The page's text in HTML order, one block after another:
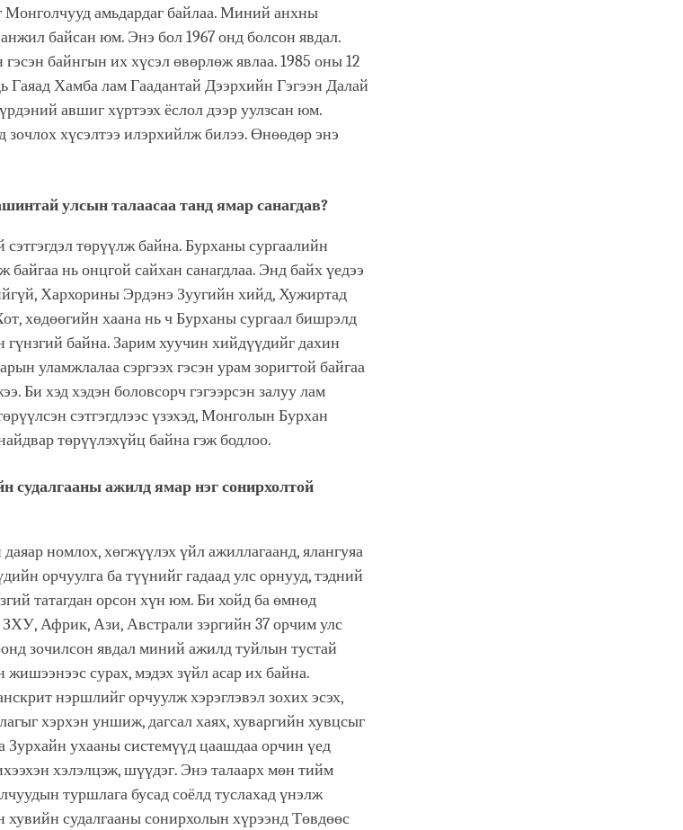
Монголчууд амьдардаг байлаа. Миний анхны
байсан юм. Энэ бол 1967 онд болсон явдал.
байнгын их хүсэл өвөрлөж явлаа. 1985 оны 12
Гаяад Хамба лам Гаадантай Дээрхийн Гэгээн Далай
авшиг хүртээх ёслол дээр уулзсан юм.
хүсэлтээ илэрхийлж билээ. Өнөөдөр энэ
улсын талаасаа танд ямар санагдав?
төрүүлж байна. Бурханы сургаалийн
нь онцгой сайхан санагдлаа. Энд байх үедээ
Хархорины Эрдэнэ Зуугийн хийд, Хужиртад
хөдөөгийн хаана нь ч Бурханы сургаал бишрэлд
гүнзгий байна. Зарим хуучин хийдүүдийг дахин
уламжлалаа сэргээх гэсэн урам зоригтой байгаа
Би хэд хэдэн боловсорч гэгээрсэн залуу лам
сэтгэгдлээс үзэхэд, Монголын Бурхан
төрүүлэхүйц байна гэж бодлоо.
судалгааны ажилд ямар нэг сонирхолтой
номлох, хөгжүүлэх үйл ажиллагаанд, ялангуяа
орчуулга ба түүнийг гадаад улс орнууд, тэдний
татагдан орсон хүн юм. Би хойд ба өмнөд
Африк, Ази, Австрали зэргийн 37 орчим улс
зочилсон явдал миний ажилд туйлын тустай
сурах, мэдэх зүйл асар их байна.
нэршлийг орчуулж хэрэглэвэл зохих эсэх,
хэрхэн уншиж, дагсал хаях, хуваргийн хувцсыг
Зурхайн ухааны системүүд цаашдаа орчин үед
хэлэлцэж, шүүдэг. Энэ талаарх мөн тийм
туршлага бусад соёлд туслахад үнэлж
судалгааны сонирхолын хүрээнд Төвдөөс